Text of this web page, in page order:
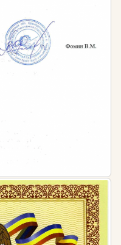
по программе
не реже 1
требований
не обладающих
КоАП РФ и влечет за
в виде
от 1 тысячи до 5